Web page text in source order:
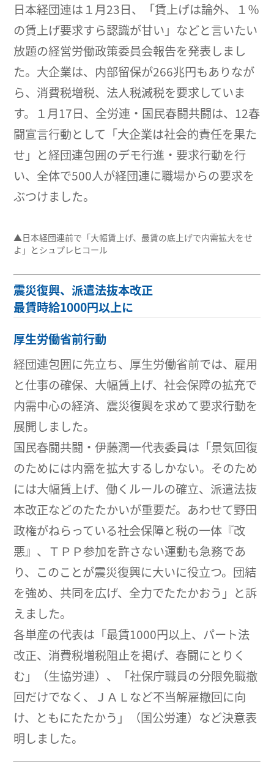
日本経団連は１月23日、「賃上げは論外、１％
の賃上げ要求すら認識が甘い」などと言いたい
放題の経営労働政策委員会報告を発表しまし
た。大企業は、内部留保が266兆円もありなが
ら、消費税増税、法人税減税を要求していま
す。１月17日、全労連・国民春闘共闘は、12春
闘宣言行動として「大企業は社会的責任を果た
せ」と経団連包囲のデモ行進・要求行動を行
い、全体で500人が経団連に職場からの要求を
ぶつけました。
▲日本経団連前で「大幅賃上げ、最賃の底上げで内需拡大をせ
よ」とシュプレヒコール
震災復興、派遣法抜本改正
最賃時給1000円以上に
厚生労働省前行動
経団連包囲に先立ち、厚生労働省前では、雇用
と仕事の確保、大幅賃上げ、社会保障の拡充で
内需中心の経済、震災復興を求めて要求行動を
展開しました。
国民春闘共闘・伊藤潤一代表委員は「景気回復
のためには内需を拡大するしかない。そのため
には大幅賃上げ、働くルールの確立、派遣法抜
本改正などのたたかいが重要だ。あわせて野田
政権がねらっている社会保障と税の一体『改
悪』、ＴＰＰ参加を許さない運動も急務であ
り、このことが震災復興に大いに役立つ。団結
を強め、共同を広げ、全力でたたかおう」と訴
えました。
各単産の代表は「最賃1000円以上、パート法
改正、消費税増税阻止を掲げ、春闘にとりく
む」（生協労連）、「社保庁職員の分限免職撤
回だけでなく、ＪＡＬなど不当解雇撤回に向
け、ともにたたかう」（国公労連）など決意表
明しました。